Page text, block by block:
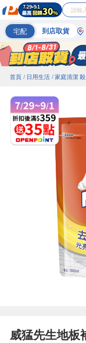
宅配 到店取貨
首頁 / 日用生活 / 家庭清潔
威猛先生地板